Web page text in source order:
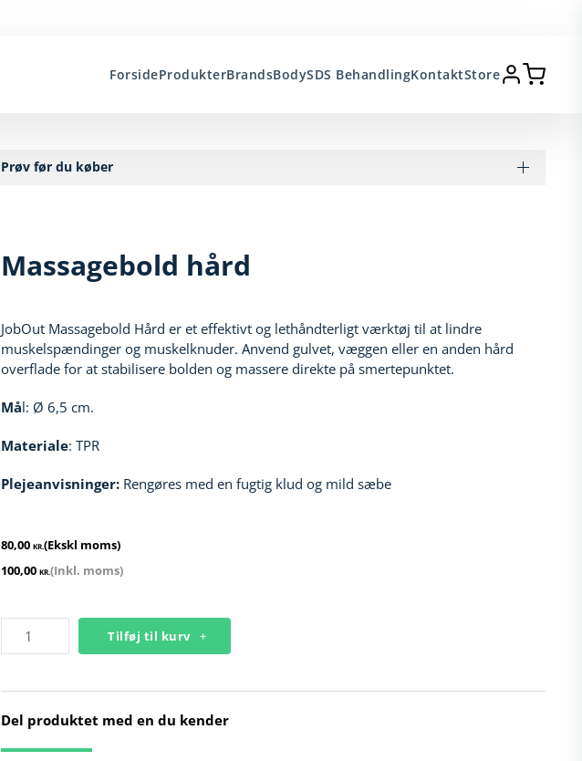
ForsideProdukterBrandsBodySDS BehandlingKontaktStore
Prøv før du køber
Massagebold hård​
JobOut Massagebold Hård er et effektivt og lethåndterligt værktøj til at lindre
muskelspændinger og muskelknuder. Anvend gulvet, væggen eller en anden hård
overflade for at stabilisere bolden og massere direkte på smertepunktet.
Mål: Ø 6,5 cm.
Materiale: TPR
Plejeanvisninger: Rengøres med en fugtig klud og mild sæbe
80,00 KR.(Ekskl moms)
100,00 KR.(Inkl. moms)
Massagebold
hård​
Tilføj til kurv
Del produktet med en du kender